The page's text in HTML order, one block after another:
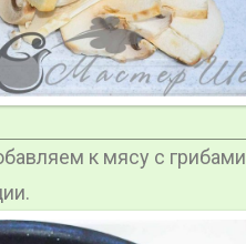
к мясу с грибами